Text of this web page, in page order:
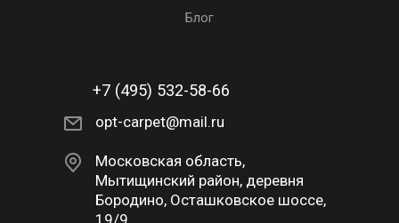
Блог
+7 (495) 532-58-66
opt-carpet@mail.ru
Московская область,
Мытищинский район, деревня
Бородино, Осташковское шоссе,
19/9